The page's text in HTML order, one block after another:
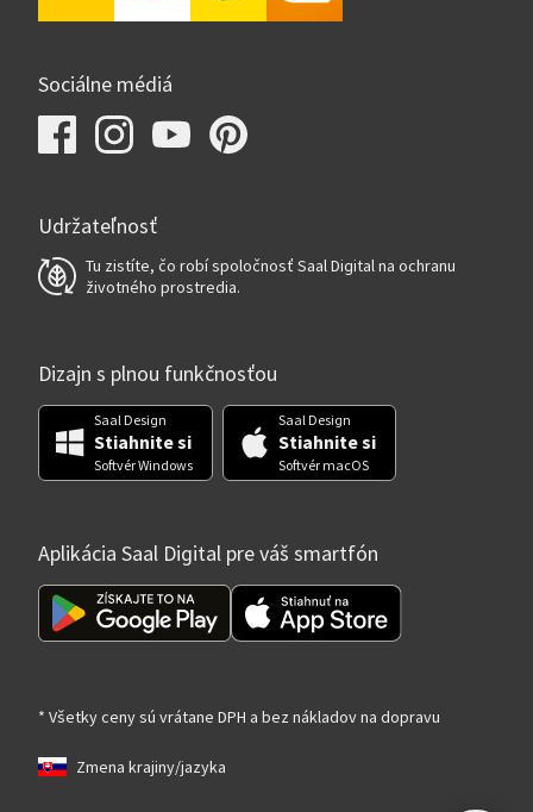
Sociálne médiá
Udržateľnosť
Tu zistíte, čo robí spoločnosť Saal Digital na ochranu
životného prostredia.
Dizajn s plnou funkčnosťou
Saal Design
Stiahnite si
Softvér Windows
Saal Design
Stiahnite si
Softvér macOS
Aplikácia Saal Digital pre váš smartfón
* Všetky ceny sú vrátane DPH a bez nákladov na dopravu
Zmena krajiny/jazyka